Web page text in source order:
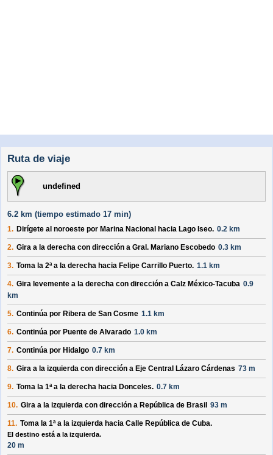
Ruta de viaje
undefined
6.2 km (tiempo estimado 17 min)
1. Dirígete al noroeste por Marina Nacional hacia Lago Iseo. 0.2 km
2. Gira a la derecha con dirección a Gral. Mariano Escobedo 0.3 km
3. Toma la 2ª a la derecha hacia Felipe Carrillo Puerto. 1.1 km
4. Gira levemente a la derecha con dirección a Calz México-Tacuba 0.9
km
5. Continúa por Ribera de San Cosme 1.1 km
6. Continúa por Puente de Alvarado 1.0 km
7. Continúa por Hidalgo 0.7 km
8. Gira a la izquierda con dirección a Eje Central Lázaro Cárdenas 73 m
9. Toma la 1ª a la derecha hacia Donceles. 0.7 km
10. Gira a la izquierda con dirección a República de Brasil 93 m
11. Toma la 1ª a la izquierda hacia Calle República de Cuba.
El destino está a la izquierda.
20 m